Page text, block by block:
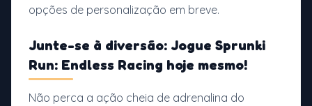
opções de personalização em breve.
Junte-se à diversão: Jogue Sprunki
Run: Endless Racing hoje mesmo!
Não perca a ação cheia de adrenalina do